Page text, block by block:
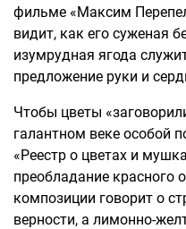
фильме «Максим
видит, как его суженая
изумрудная ягода
предложение руки и
Чтобы цветы
галантном веке особой
«Реестр о цветах и
преобладание красного
композиции говорит о
верности, а лимонно-